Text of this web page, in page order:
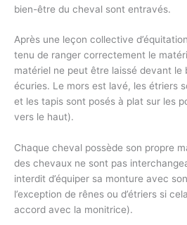
bien-être du cheval sont entravés.
Après une leçon collective
tenu de ranger correctement le
matériel ne peut être laissé devant le
écuries. Le mors est lavé, les étriers
et les tapis sont posés à plat sur les
vers le haut).
Chaque cheval possède son propre
des chevaux ne sont pas
interdit d’équiper sa monture avec
l’exception de rênes ou d’étriers si
accord avec la monitrice).